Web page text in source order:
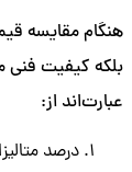
هنگام مقایسه
بلکه کیفیت
عبارت‌اند از:
درصد